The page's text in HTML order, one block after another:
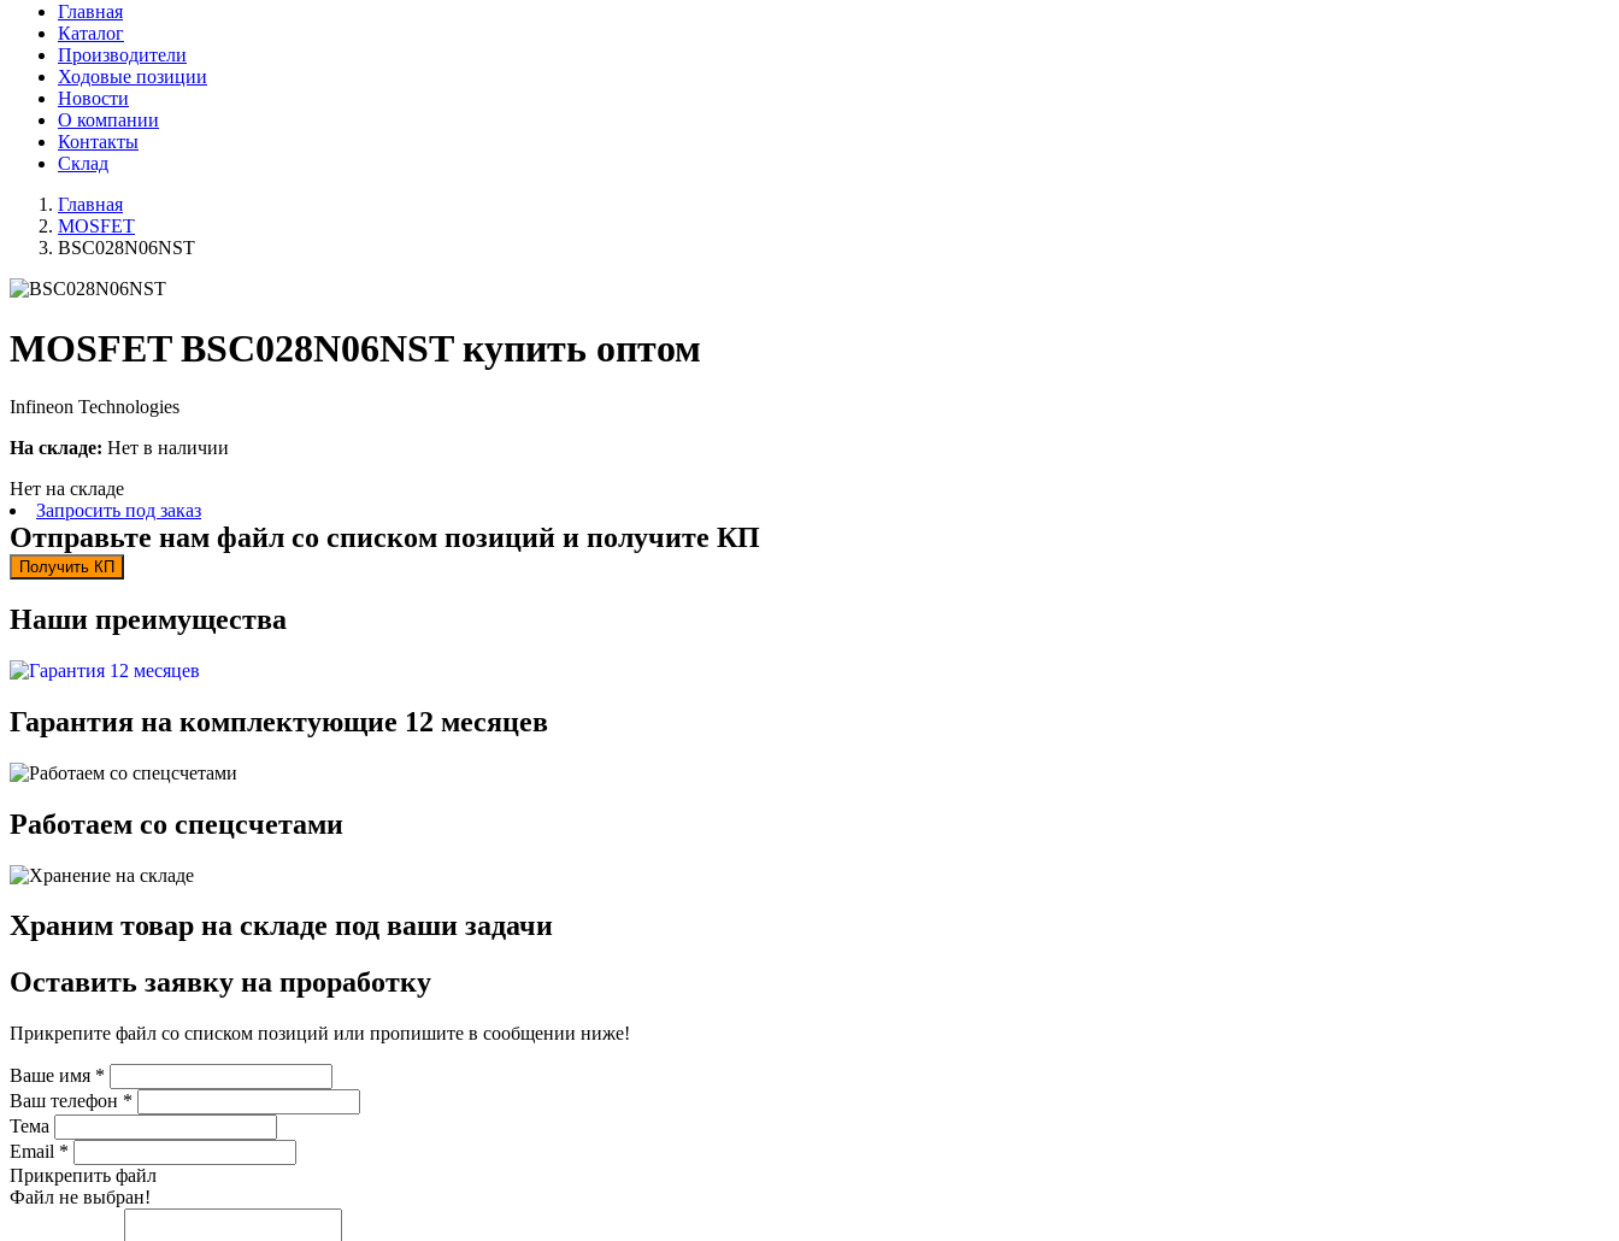
Главная
Каталог
Производители
Ходовые позиции
Новости
О компании
Контакты
Склад
Главная
MOSFET
BSC028N06NST
MOSFET BSC028N06NST купить оптом
Infineon Technologies
На складе: Нет в наличии
Нет на складе
Запросить под заказ
Отправьте нам файл со списком позиций и получите КП
Получить КП
Наши преимущества
Гарантия на комплектующие 12 месяцев
Работаем со спецсчетами
Храним товар на складе под ваши задачи
Оставить заявку на проработку
Прикрепите файл со списком позиций или пропишите в сообщении ниже!
Ваше имя *
Ваш телефон *
Тема
Email *
Прикрепить файл
Файл не выбран!